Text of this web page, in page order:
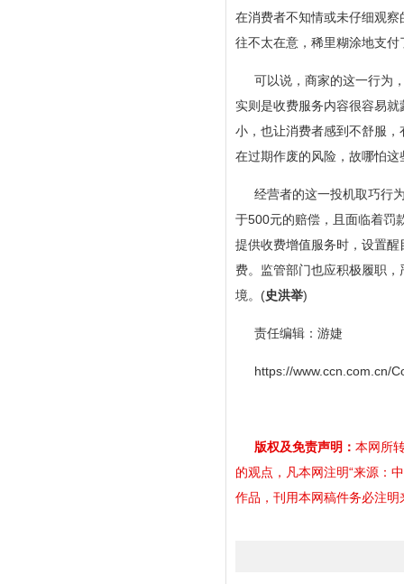
在消费者不知情或未仔细观
往不太在意，稀里糊涂地支付
可以说，商家的这一行为
实则是收费服务内容很容易
小，也让消费者感到不舒服
在过期作废的风险，故哪怕
经营者的这一投机取巧行
于500元的赔偿，且面临着罚
提供收费增值服务时，设置
费。监管部门也应积极履职
境。(史洪举)
责任编辑：游婕
https://www.ccn.com.cn/
版权及免责声明： 本网所
的观点，凡本网注明“来源：
作品，刊用本网稿件务必注